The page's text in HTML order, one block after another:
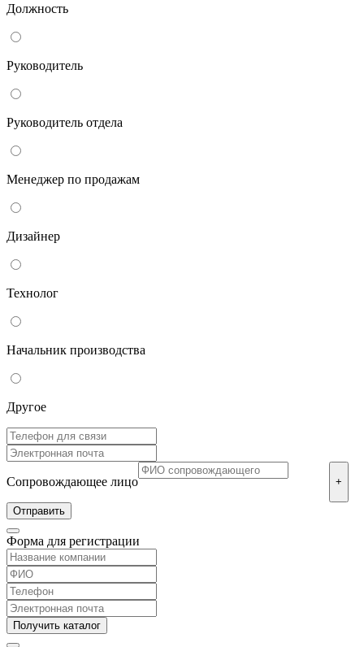
Должность
Руководитель
Руководитель отдела
Менеджер по продажам
Дизайнер
Технолог
Начальник производства
Другое
Сопровождающее лицо +
Форма для регистрации